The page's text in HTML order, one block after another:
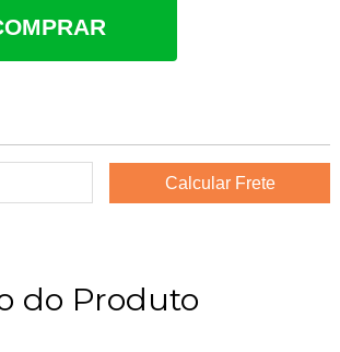
do Produto